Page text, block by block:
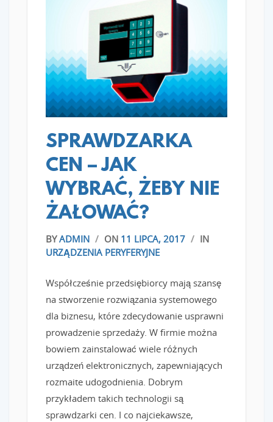
READ MORE
SPRAWDZARKA
CEN – JAK
WYBRAĆ, ŻEBY NIE
ŻAŁOWAĆ?
BYADMIN / ON 11 LIPCA, 2017 / IN
URZĄDZENIA PERYFERYJNE
Współcześnie przedsiębiorcy mają szansę
na stworzenie rozwiązania systemowego
dla biznesu, które zdecydowanie usprawni
prowadzenie sprzedaży. W firmie można
bowiem zainstalować wiele różnych
urządzeń elektronicznych, zapewniających
rozmaite udogodnienia. Dobrym
przykładem takich technologii są
sprawdzarki cen. I co najciekawsze,